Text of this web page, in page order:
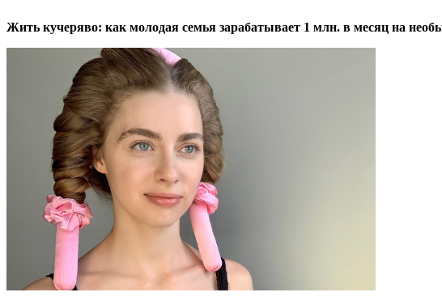
Жить кучеряво: как молодая семья зарабатывает 1 млн. в месяц на